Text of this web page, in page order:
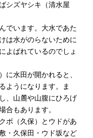
シズヤシキ（清水屋
でいます。大水であた
は水がのらないために
よばれているのでしょ
に水田が開かれると、
ようになります。ま
、山麓や山腹にひろげ
合もあります。
ボ（久保）とウドがあ
・久保田・ウド坂など